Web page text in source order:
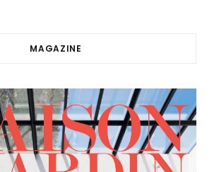
MAGAZINE